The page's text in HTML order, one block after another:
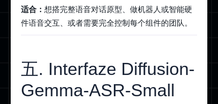
适合： 想搭完整语音对话原型、做机器人或智能硬
件语音交互、或者需要完全控制每个组件的团队。
五. Interfaze Diffusion-
Gemma-ASR-Small